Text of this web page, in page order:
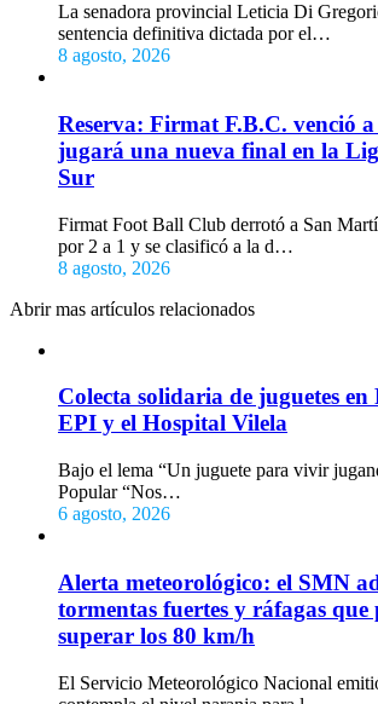
La senadora provincial Leticia Di
sentencia definitiva dictada por el…
8 agosto, 2026
Reserva: Firmat F.B.C. venció
jugará una nueva final en la
Sur
Firmat Foot Ball Club derrotó a San
por 2 a 1 y se clasificó a la d…
8 agosto, 2026
Abrir mas artículos relacionados
Colecta solidaria de juguetes
EPI y el Hospital Vilela
Bajo el lema “Un juguete para vivir
Popular “Nos…
6 agosto, 2026
Alerta meteorológico: el SMN
tormentas fuertes y ráfagas
superar los 80 km/h
El Servicio Meteorológico Nacional